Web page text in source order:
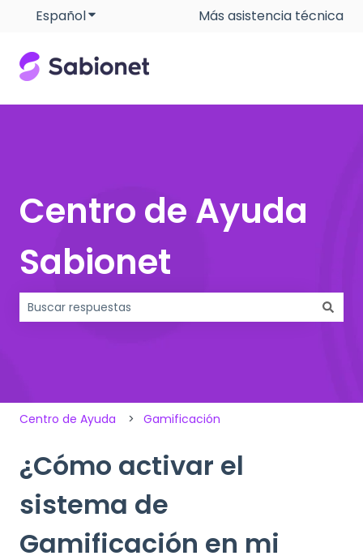
EspañolTraducciones de Mostrar submenú de
Más asistencia técnica
Centro de Ayuda
Sabionet
Centro de Ayuda Gamificación
¿Cómo activar el
sistema de
Gamificación en mi